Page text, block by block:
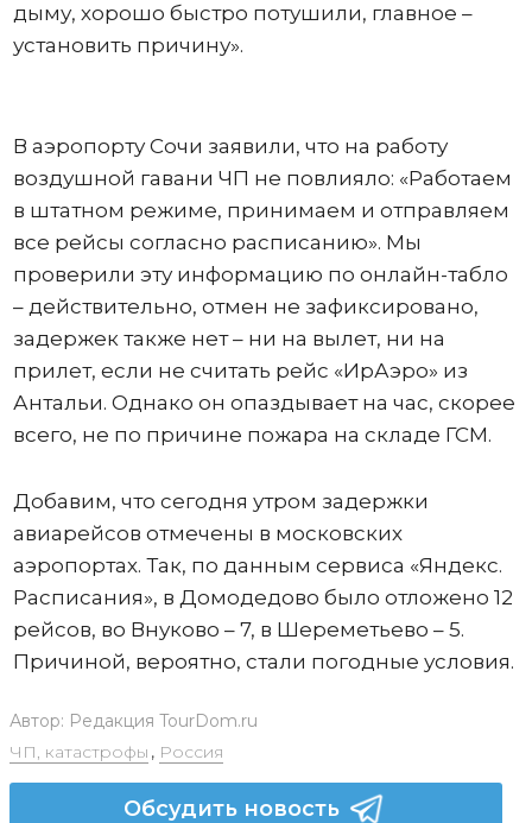
дыму, хорошо быстро потушили, главное –
установить причину».
В аэропорту Сочи заявили, что на работу
воздушной гавани ЧП не повлияло: «Работаем
в штатном режиме, принимаем и отправляем
все рейсы согласно расписанию». Мы
проверили эту информацию по онлайн-табло
– действительно, отмен не зафиксировано,
задержек также нет – ни на вылет, ни на
прилет, если не считать рейс «ИрАэро» из
Антальи. Однако он опаздывает на час, скорее
всего, не по причине пожара на складе ГСМ.
Добавим, что сегодня утром задержки
авиарейсов отмечены в московских
аэропортах. Так, по данным сервиса «Яндекс.
Расписания», в Домодедово было отложено 12
рейсов, во Внуково – 7, в Шереметьево – 5.
Причиной, вероятно, стали погодные условия.
Автор: Редакция TourDom.ru
ЧП, катастрофы , Россия
Обсудить новость